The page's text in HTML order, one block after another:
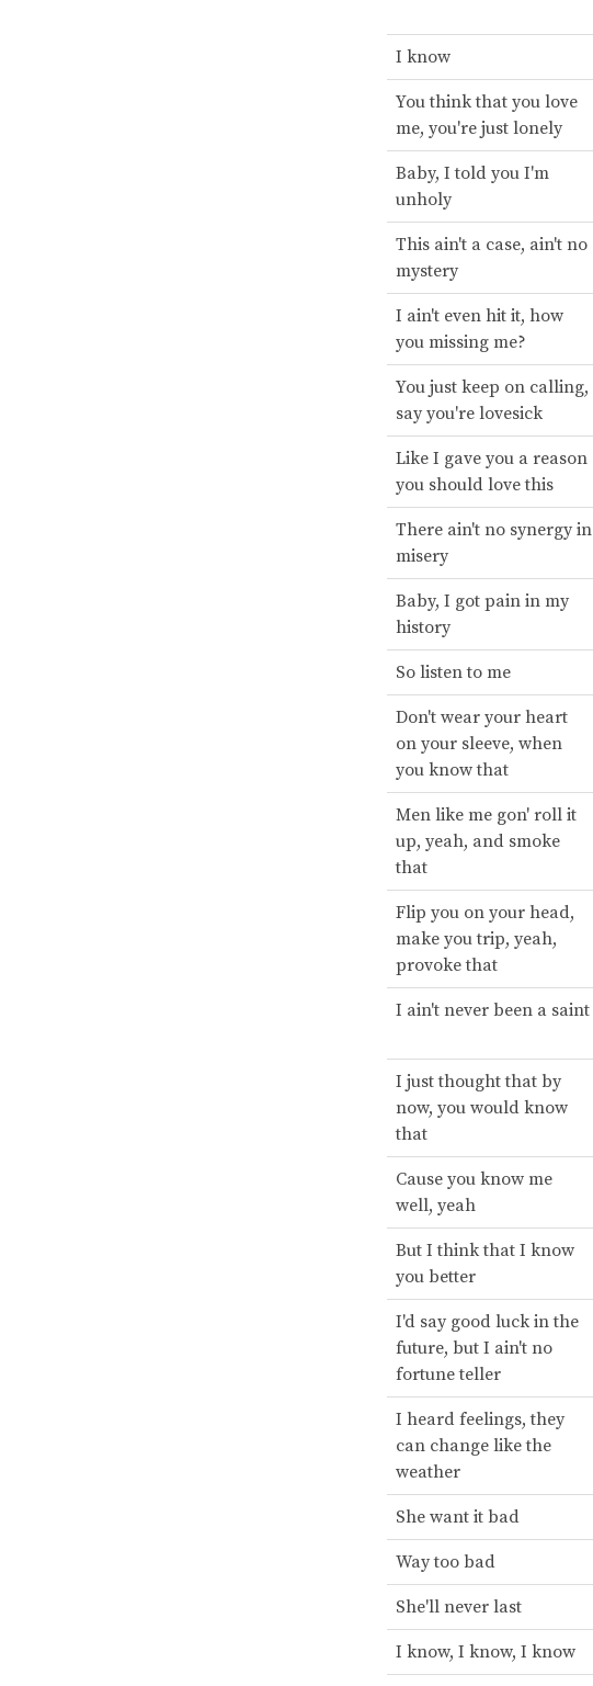
I know
You think that you love
me, you're just lonely
Baby, I told you I'm
unholy
This ain't a case, ain't no
mystery
I ain't even hit it, how
you missing me?
You just keep on calling,
say you're lovesick
Like I gave you a reason
you should love this
There ain't no synergy in
misery
Baby, I got pain in my
history
So listen to me
Don't wear your heart
on your sleeve, when
you know that
Men like me gon' roll it
up, yeah, and smoke
that
Flip you on your head,
make you trip, yeah,
provoke that
I ain't never been a saint
I just thought that by
now, you would know
that
Cause you know me
well, yeah
But I think that I know
you better
I'd say good luck in the
future, but I ain't no
fortune teller
I heard feelings, they
can change like the
weather
She want it bad
Way too bad
She'll never last
I know, I know, I know